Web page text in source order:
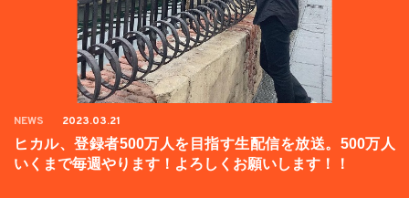
NEWS 2023.03.21
ヒカル、登録者500万人を目指す生配信を放送。500万人
いくまで毎週やります！よろしくお願いします！！